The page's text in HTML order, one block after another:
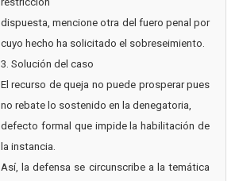
dispuesta, mencione otra del fuero penal por
cuyo hecho ha solicitado el sobreseimiento.
3. Solución del caso
El recurso de queja no puede prosperar pues
no rebate lo sostenido en la denegatoria,
defecto formal que impide la habilitación de
la instancia.
Así, la defensa se circunscribe a la temática